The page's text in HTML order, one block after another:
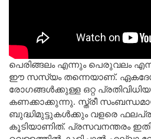
പെരിങ്ങലം എന്നും പെരുവലം
ഈ സസ്യം തന്നെയാണ്.
രോഗങ്ങൾക്കുള്ള ഒറ്റ
കണക്കാക്കുന്നു. സ്ത്രീ
ബുദ്ധിമുട്ടുകൾക്കും വളരെ
കൂടിയാണിത്. പ്രസവനന്തരം